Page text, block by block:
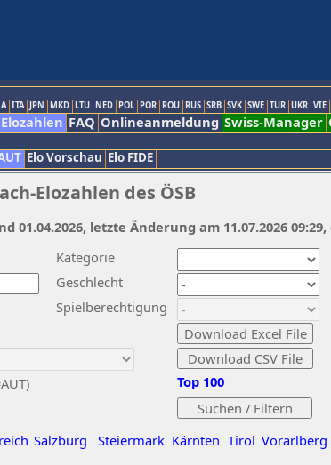
ITA JPN MKD LTU NED POL POR ROU RUS SRB SVK SWE TUR UKR VIE
Elozahlen FAQ Onlineanmeldung Swiss-Manager
Elo Vorschau Elo FIDE
Elozahlen des ÖSB
Kategorie
Geschlecht
Spielberechtigung
Salzburg Steiermark Kärnten Tirol Vorarlberg
Top 100
01.04.2026, letzte Änderung am 11.07.2026